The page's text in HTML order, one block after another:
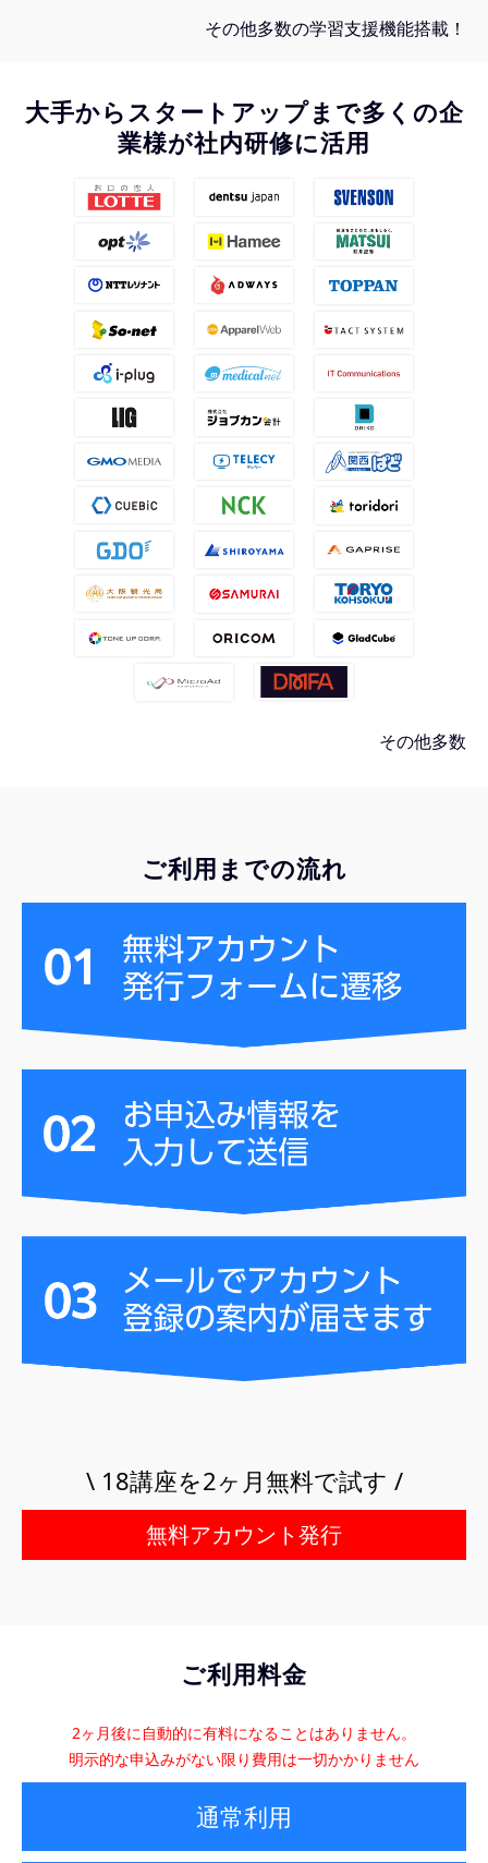
その他多数の学習支援機能搭載！
大手からスタートアップまで多くの企
業様が社内研修に活用
その他多数
ご利用までの流れ
\ 18講座を2ヶ月無料で試す /
無料アカウント発行
ご利用料金
2ヶ月後に自動的に有料になることはありません。
明示的な申込みがない限り費用は一切かかりません
通常利用